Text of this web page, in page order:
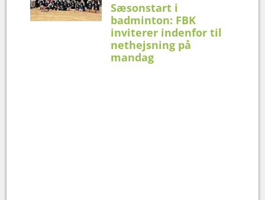
Sæsonstart i
badminton: FBK
inviterer indenfor til
nethejsning på
mandag